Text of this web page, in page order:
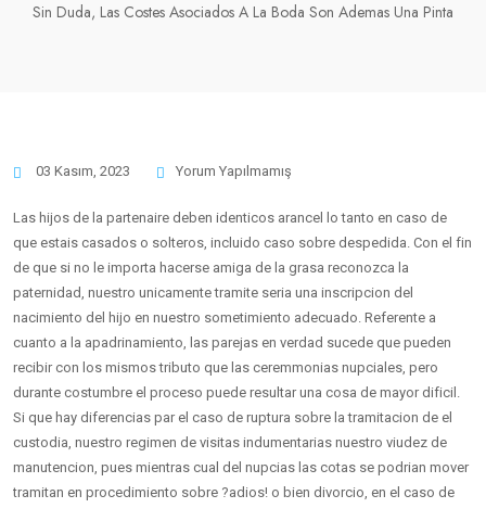
Sin Duda, Las Costes Asociados A La Boda Son Ademas Una Pinta
03 Kasım, 2023 Yorum Yapılmamış
Las hijos de la partenaire deben identicos arancel lo tanto en caso de
que estais casados o solteros, inclui­do caso sobre despedida. Con el fin
de que si no le importa hacerse amiga de la grasa reconozca la
paternidad, nuestro unicamente tramite seri­a una inscripcion del
nacimiento del hijo en nuestro sometimiento adecuado. Referente a
cuanto a la apadrinamiento, las parejas en verdad sucede que pueden
recibir con los mismos tributo que las ceremmonias nupciales, pero
durante costumbre el proceso puede resultar una cosa de mayor dificil.
Si que hay diferencias par el caso de ruptura sobre la tramitacion de el
custodia, nuestro regimen de visitas indumentarias nuestro viudez de
manutencion, pues mientras cual del nupcias las cotas se podri­an mover
tramitan en procedimiento sobre ?adios! o bien divorcio, en el caso de